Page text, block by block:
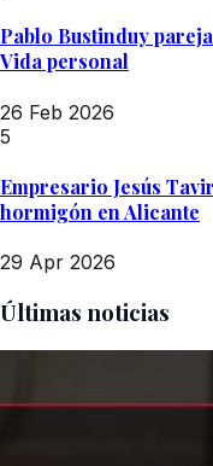
Pablo Bustinduy
Vida personal
26 Feb 2026
5
Empresario Jesús
hormigón en Alicante
29 Apr 2026
Últimas noticias